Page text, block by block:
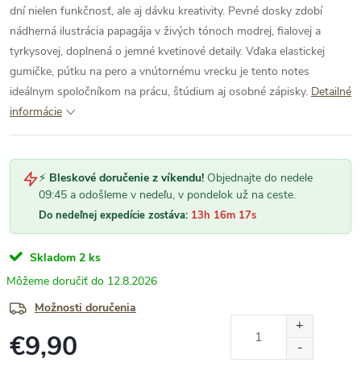
dní nielen funkčnosť, ale aj dávku kreativity. Pevné dosky zdobí
nádherná ilustrácia papagája v živých tónoch modrej, fialovej a
tyrkysovej, doplnená o jemné kvetinové detaily. Vďaka elastickej
gumičke, pútku na pero a vnútornému vrecku je tento notes
ideálnym spoločníkom na prácu, štúdium aj osobné zápisky. Detailné
informácie
⚡ Bleskové doručenie z víkendu! Objednajte do nedele
09:45 a odošleme v nedeľu, v pondelok už na ceste.
Do nedeľnej expedície zostáva: 13h 16m 16s
Skladom 2 ks
12.8.2026
Možnosti doručenia
€9,90